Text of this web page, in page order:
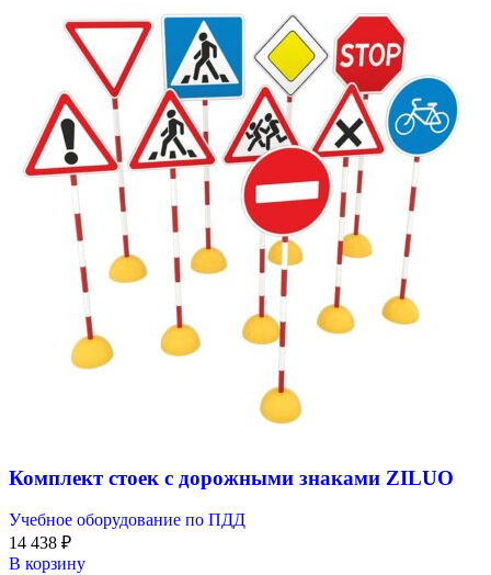
Комплект стоек с дорожными знаками ZILUO
Учебное оборудование по ПДД
14 438 ₽
В корзину